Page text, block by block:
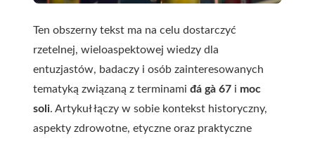
Ten obszerny tekst ma na celu dostarczyć
rzetelnej, wieloaspektowej wiedzy dla
entuzjastów, badaczy i osób zainteresowanych
tematyką związaną z terminami đá gà 67 i moc
soli. Artykuł łączy w sobie kontekst historyczny,
aspekty zdrowotne, etyczne oraz praktyczne